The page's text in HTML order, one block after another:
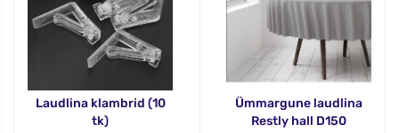
Laudlina klambrid (10
tk)
Ümmargune laudlina
Restly hall D150